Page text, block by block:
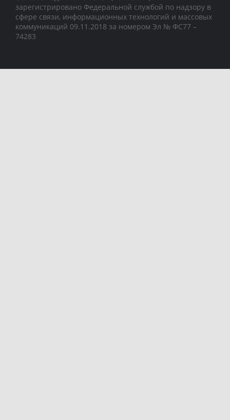
зарегистрировано Федеральной службой по надзору в
сфере связи, информационных технологий и массовых
коммуникаций 09.11.2018 за номером Эл № ФС77 –
74283